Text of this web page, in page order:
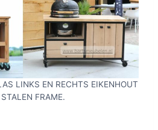
LINKS EN RECHTS EIKENHOUT
FRAME.